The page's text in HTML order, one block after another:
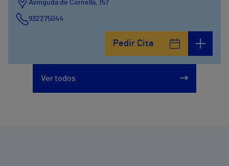
Avinguda de Cornellà, 157
932275044
Pedir Cita
Ver todos